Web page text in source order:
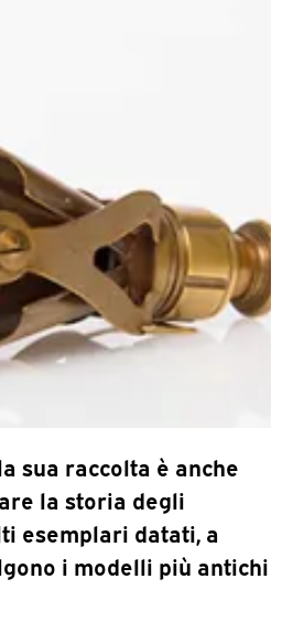
sua raccolta è anche
la storia degli
esemplari datati, a
i modelli più antichi